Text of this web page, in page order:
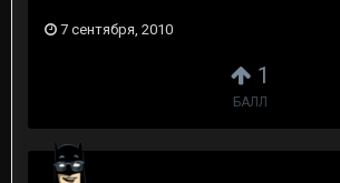
1
БАЛЛ
7 сентября, 2010